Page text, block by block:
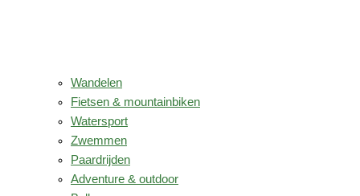
Wandelen
Fietsen & mountainbiken
Watersport
Zwemmen
Paardrijden
Adventure & outdoor